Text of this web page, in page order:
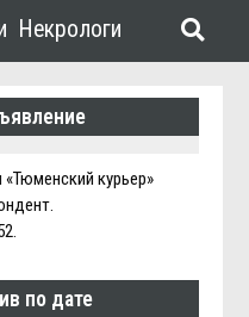
Некрологи
курьер»
по дате